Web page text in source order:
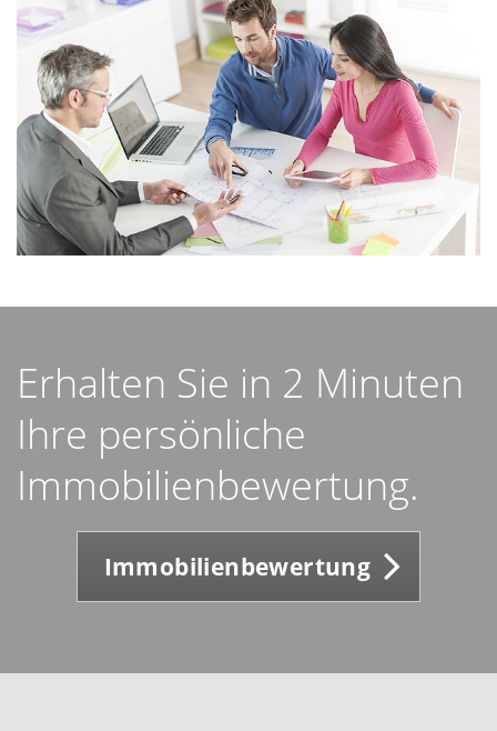
Erhalten Sie in 2 Minuten
Ihre persönliche
Immobilienbewertung.
Immobilienbewertung